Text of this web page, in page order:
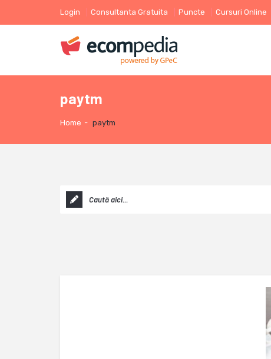
Login Consultanta Gratuita Puncte Cursuri Online
paytm
Home - paytm